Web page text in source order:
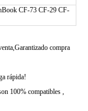
CF-73 CF-29 CF-
compra
rápida!
100% compatibles ,